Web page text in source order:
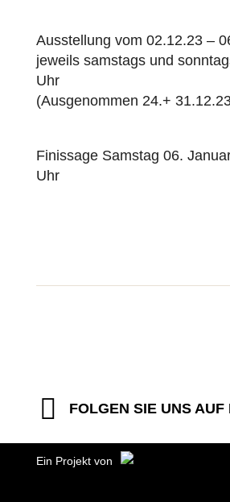
Ausstellung vom 02.12.23 –
jeweils samstags und
Uhr
(Ausgenommen 24.+
Finissage Samstag 06.
Uhr
FOLGEN SIE UNS AUF
Ein Projekt von